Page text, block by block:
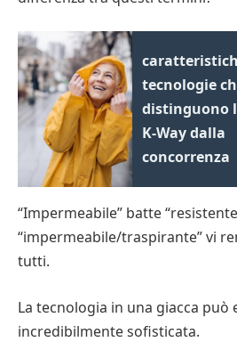
tecnologie
distinguono
K-Way dalla
concorrenza
“Impermeabile” batte “resistente
“impermeabile/traspirante” vi
tutti.
La tecnologia in una giacca può
incredibilmente sofisticata.